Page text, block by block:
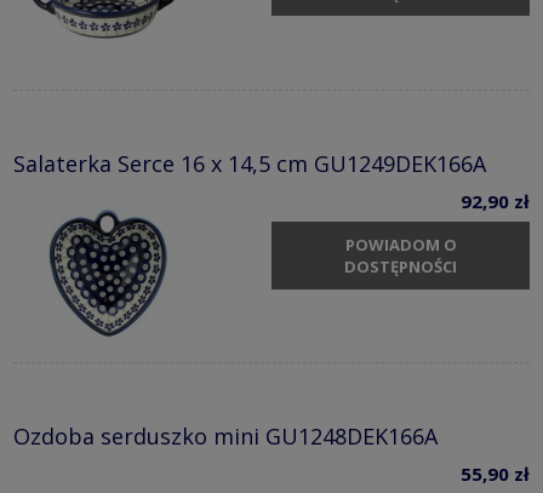
Salaterka Serce 16 x 14,5 cm GU1249DEK166A
92,90 zł
POWIADOM O
DOSTĘPNOŚCI
Ozdoba serduszko mini GU1248DEK166A
55,90 zł